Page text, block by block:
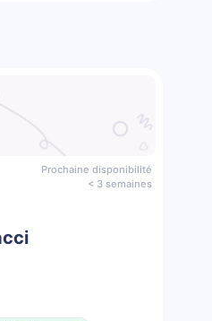
Prochaine disponibilité
< 3 semaines